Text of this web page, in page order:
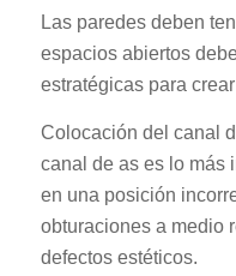
Las paredes deben
espacios abiertos
estratégicas para
Colocación del canal
canal de as es lo más
en una posición
obturaciones a medio
defectos estéticos.